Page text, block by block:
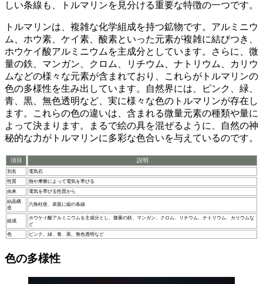
しい条線も、トルマリンを見分ける重要な特徴の一つです。
トルマリンは、 複雑な化学組成を持つ鉱物です。アルミニウ
ム、ホウ素、ケイ素、酸素といった元素が複雑に結びつき、
ホウケイ酸アルミニウム を主成分としています。さらに、微
量の鉄、マンガン、クロム、リチウム、ナトリウム、カリウ
ムなどの様々な元素が含まれており、これらがトルマリンの
色の多様性を生み出しています。自然界には、ピンク、緑、
青、黒、無色透明など、実に様々な色のトルマリンが存在し
ます。これらの色の違いは、 含まれる微量元素の種類や量に
よって決まります。まるで絵の具を混ぜるように、自然の神
秘的な力がトルマリンに多彩な色合いを与えているのです。
項目 説明
別名
電気石
性質
熱や摩擦によって電気を帯びる
由来
電気を帯びる性質から
結晶構
造
六角柱状、表面に縦の条線
組成
ホウケイ酸アルミニウムを主成分とし、微量の鉄、マンガン、クロム、リチウム、ナトリウム、カリウムな
ど
色
ピンク、緑、青、黒、無色透明など
色の多様性